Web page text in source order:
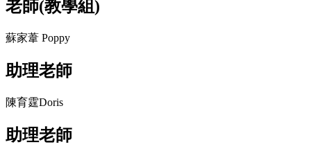
老師(教學組)
蘇家葦 Poppy
助理老師
陳育霆Doris
助理老師